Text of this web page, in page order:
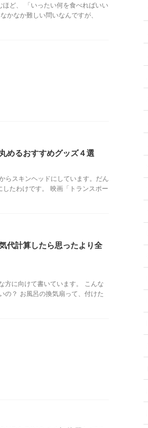
ど、 「いったい何を食べればいい
かなか難しい問いなんですが、
めるおすすめグッズ４選
らスキンヘッドにしています。だん
たわけです。 映画「トランスポー
代計算したら思ったより全
方に向けて書いています。 こんな
の？ お風呂の換気扇って、付けた